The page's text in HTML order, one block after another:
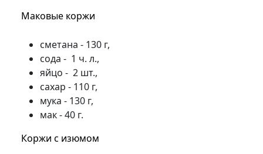
Маковые коржи
сметана - 130 г,
сода - 1 ч. л.,
яйцо - 2 шт.,
сахар - 110 г,
мука - 130 г,
мак - 40 г.
Коржи с изюмом